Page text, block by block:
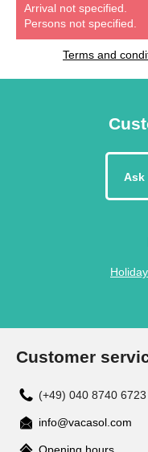
Arrival not specified.
Persons not specified.
Terms and
Ask
Customer
(+49) 040 8740 6723
info@vacasol.com
Opening hours